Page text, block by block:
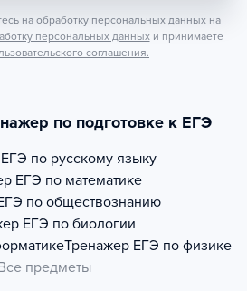
на обработку персональных данных на
персональных данных и принимаете
соглашения.
по подготовке к ЕГЭ
ЕГЭ по русскому языку
ЕГЭ по математике
по обществознанию
ЕГЭ по биологии
Тренажер ЕГЭ по физике
предметы